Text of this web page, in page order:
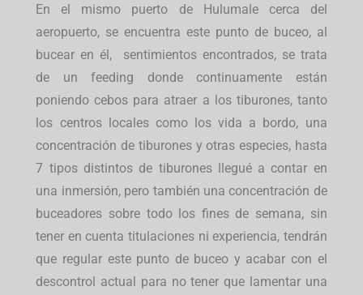
En el mismo puerto de Hulumale cerca del
aeropuerto, se encuentra este punto de buceo, al
bucear en él, sentimientos encontrados, se trata
de un feeding donde continuamente están
poniendo cebos para atraer a los tiburones, tanto
los centros locales como los vida a bordo, una
concentración de tiburones y otras especies, hasta
7 tipos distintos de tiburones llegué a contar en
una inmersión, pero también una concentración de
buceadores sobre todo los fines de semana, sin
tener en cuenta titulaciones ni experiencia, tendrán
que regular este punto de buceo y acabar con el
descontrol actual para no tener que lamentar una